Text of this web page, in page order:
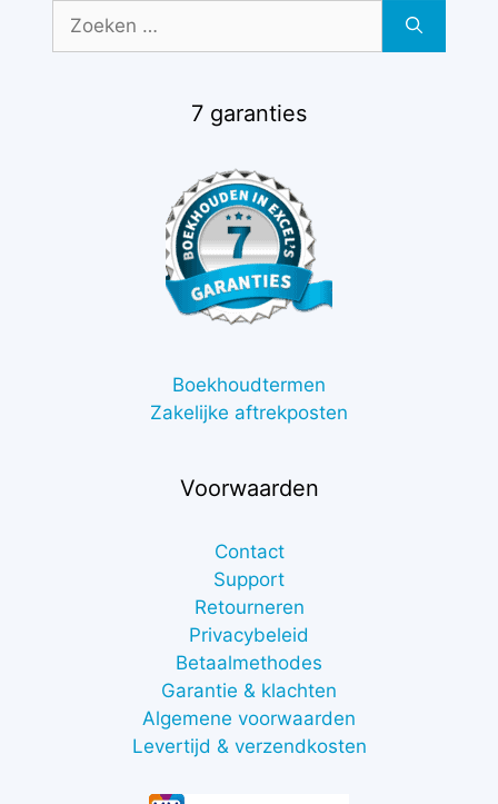
naar:
7 garanties
Boekhoudtermen
Zakelijke aftrekposten
Voorwaarden
Contact
Support
Retourneren
Privacybeleid
Betaalmethodes
Garantie & klachten
Algemene voorwaarden
Levertijd & verzendkosten